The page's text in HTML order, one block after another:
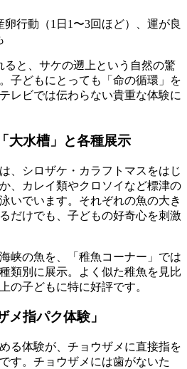
卵行動（1日1〜3回ほど）、運が良
ると、サケの遡上という自然の驚
子どもにとっても「命の循環」を
レビでは伝わらない貴重な体験に
大水槽」と各種展示
、シロザケ・カラフトマスをはじ
、カレイ類やクロソイなど標津の
いでいます。それぞれの魚の大き
だけでも、子どもの好奇心を刺激
峡の魚を、「稚魚コーナー」では
類別に展示。よく似た稚魚を見比
の子どもに特に好評です。
メ指パク体験」
る体験が、 チョウザメに直接指を
です。チョウザメには歯がないた